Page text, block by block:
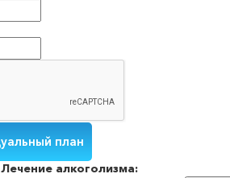
Лечение алкоголизма: